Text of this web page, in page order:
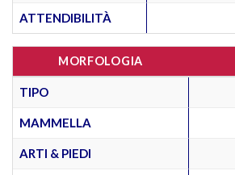
ATTENDIBILITÀ
MORFOLOGIA
TIPO
MAMMELLA
ARTI & PIEDI